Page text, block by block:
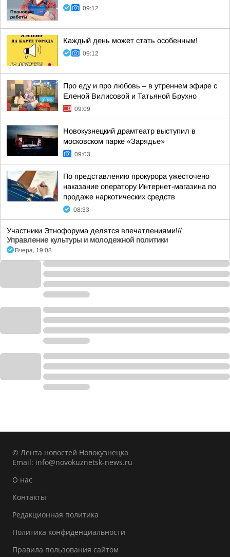
09:12
Каждый день может стать особенным!
09:12
Про еду и про любовь – в утреннем эфире с
Еленой Вилисовой и Татьяной Брухно
09:09
Новокузнецкий драмтеатр выступил в
московском парке «Зарядье»
09:03
По представлению прокурора ужесточено
наказание оператору Интернет-магазина по
продаже наркотических средств
08:33
Участники Этнофорума делятся впечатлениями!//
Управление культуры и молодежной политики
Вчера, 19:08
© Лента новостей Новокузнецка
Email: info@novokuznetsk-news.ru
О нас
Контакты
Редакционная политика
Политика конфиденциальности
Правила пользования сайтом